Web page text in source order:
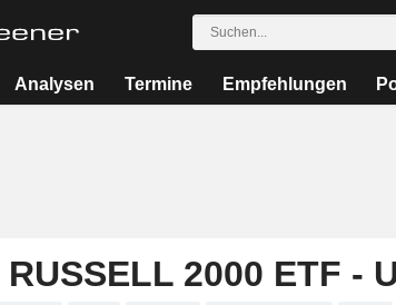
Analysen Termine Empfehlungen
2000 ETF -